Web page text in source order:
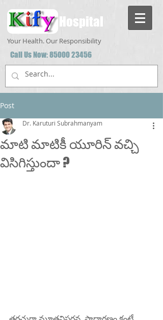
Hospital
Your Health. Our Responsibility
Call Us Now:85000 23456
Post
మాటి మాటికీ యూరిన్ వచ్చి
విసిగిస్తుందా ?
Dr. Karuturi Subrahmanyam